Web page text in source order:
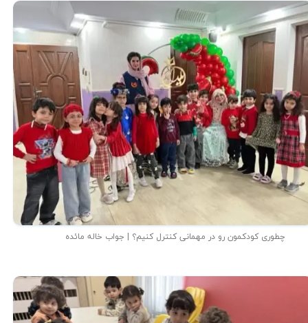
چطوری کودکمون رو در مهمانی کنترل کنیم؟ | جواب خاله مائده